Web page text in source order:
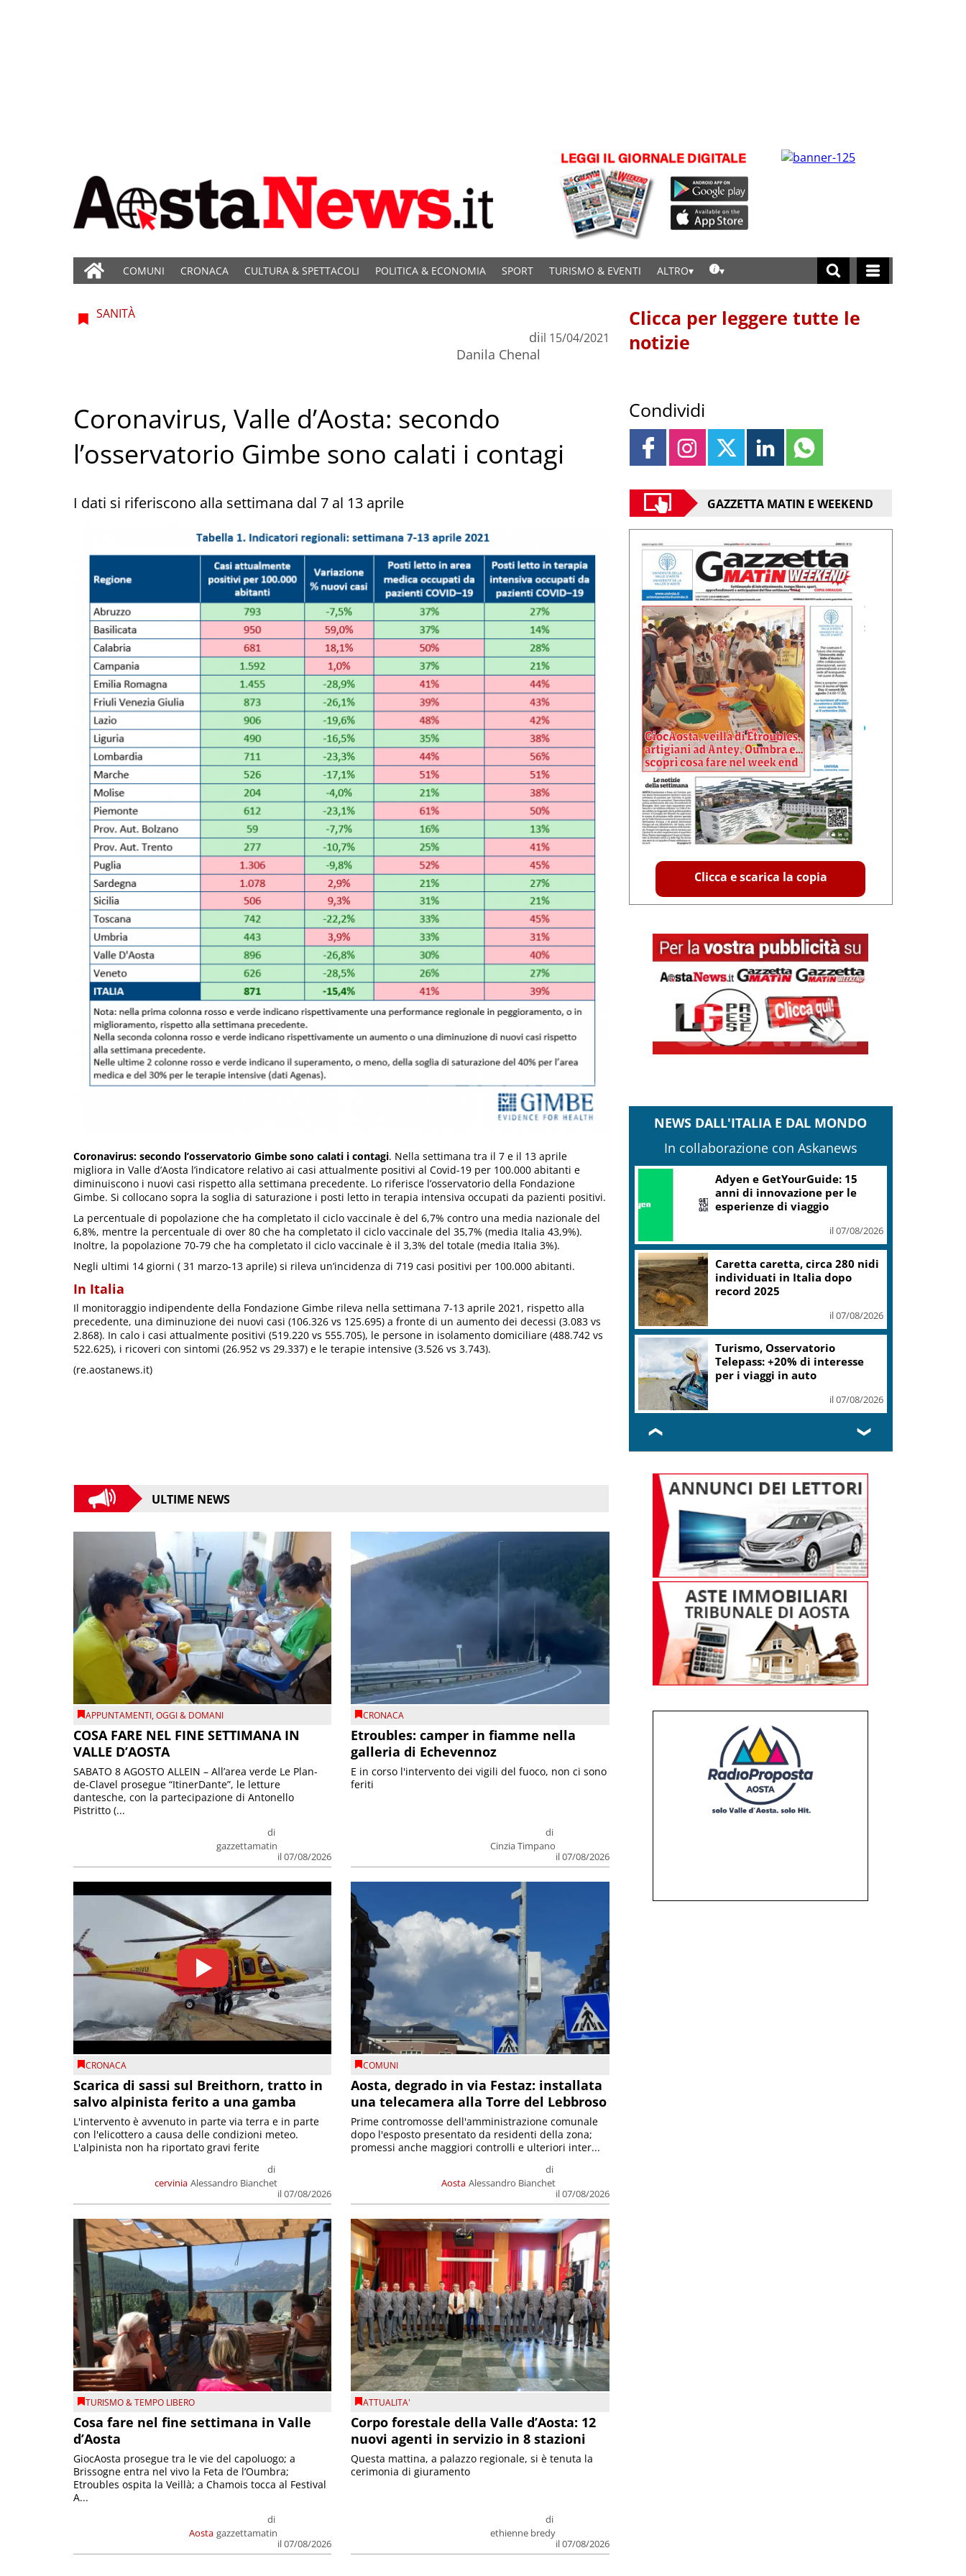
COMUNI CRONACA CULTURA & SPETTACOLI POLITICA & ECONOMIA SPORT TURISMO & EVENTI ALTRO
SANITÀ
di
Danila Chenal
il 15/04/2021
Coronavirus, Valle d’Aosta: secondo
l’osservatorio Gimbe sono calati i contagi
I dati si riferiscono alla settimana dal 7 al 13 aprile
Coronavirus: secondo l’osservatorio Gimbe sono calati i contagi. Nella settimana tra il 7 e il 13 aprile
migliora in Valle d’Aosta l’indicatore relativo ai casi attualmente positivi al Covid-19 per 100.000 abitanti e
diminuiscono i nuovi casi rispetto alla settimana precedente. Lo riferisce l’osservatorio della Fondazione
Gimbe. Si collocano sopra la soglia di saturazione i posti letto in terapia intensiva occupati da pazienti positivi.
La percentuale di popolazione che ha completato il ciclo vaccinale è del 6,7% contro una media nazionale del
6,8%, mentre la percentuale di over 80 che ha completato il ciclo vaccinale del 35,7% (media Italia 43,9%).
Inoltre, la popolazione 70-79 che ha completato il ciclo vaccinale è il 3,3% del totale (media Italia 3%).
Negli ultimi 14 giorni ( 31 marzo-13 aprile) si rileva un’incidenza di 719 casi positivi per 100.000 abitanti.
In Italia
Il monitoraggio indipendente della Fondazione Gimbe rileva nella settimana 7-13 aprile 2021, rispetto alla
precedente, una diminuzione dei nuovi casi (106.326 vs 125.695) a fronte di un aumento dei decessi (3.083 vs
2.868). In calo i casi attualmente positivi (519.220 vs 555.705), le persone in isolamento domiciliare (488.742 vs
522.625), i ricoveri con sintomi (26.952 vs 29.337) e le terapie intensive (3.526 vs 3.743).
(re.aostanews.it)
ULTIME NEWS
APPUNTAMENTI,OGGI & DOMANI
COSA FARE NEL FINE SETTIMANA IN
VALLE D’AOSTA
di
gazzettamatin
il 07/08/2026
SABATO 8 AGOSTO ALLEIN – All’area verde Le Plan-
de-Clavel prosegue “ItinerDante”, le letture
dantesche, con la partecipazione di Antonello
Pistritto (...
CRONACA
Etroubles: camper in fiamme nella
galleria di Echevennoz
di
Cinzia Timpano
il 07/08/2026
E in corso l'intervento dei vigili del fuoco, non ci sono
feriti
CRONACA
Scarica di sassi sul Breithorn, tratto in
salvo alpinista ferito a una gamba
cervinia
di
Alessandro Bianchet
il 07/08/2026
L'intervento è avvenuto in parte via terra e in parte
con l'elicottero a causa delle condizioni meteo.
L'alpinista non ha riportato gravi ferite
COMUNI
Aosta, degrado in via Festaz: installata
una telecamera alla Torre del Lebbroso
Aosta
di
Alessandro Bianchet
il 07/08/2026
Prime contromosse dell'amministrazione comunale
dopo l'esposto presentato da residenti della zona;
promessi anche maggiori controlli e ulteriori inter...
TURISMO & TEMPO LIBERO
Cosa fare nel fine settimana in Valle
d’Aosta
Aosta
di
gazzettamatin
il 07/08/2026
GiocAosta prosegue tra le vie del capoluogo; a
Brissogne entra nel vivo la Feta de l’Oumbra;
Etroubles ospita la Veillà; a Chamois tocca al Festival
A...
ATTUALITA'
Corpo forestale della Valle d’Aosta: 12
nuovi agenti in servizio in 8 stazioni
di
ethienne bredy
il 07/08/2026
Questa mattina, a palazzo regionale, si è tenuta la
cerimonia di giuramento
Clicca per leggere tutte le
notizie
Condividi
GAZZETTA MATIN E WEEKEND
Clicca e scarica la copia
NEWS DALL'ITALIA E DAL MONDO
In collaborazione con Askanews
Adyen e GetYourGuide: 15
anni di innovazione per le
esperienze di viaggio
il 07/08/2026
Caretta caretta, circa 280 nidi
individuati in Italia dopo
record 2025
il 07/08/2026
Turismo, Osservatorio
Telepass: +20% di interesse
per i viaggi in auto
il 07/08/2026
❮ ❯